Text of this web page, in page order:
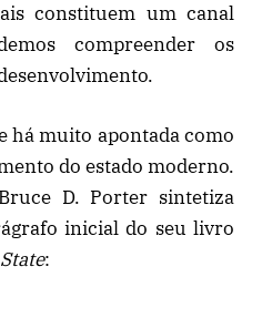
constituem um canal
compreender os
há muito apontada como
do estado moderno.
D. Porter sintetiza
inicial do seu livro
: